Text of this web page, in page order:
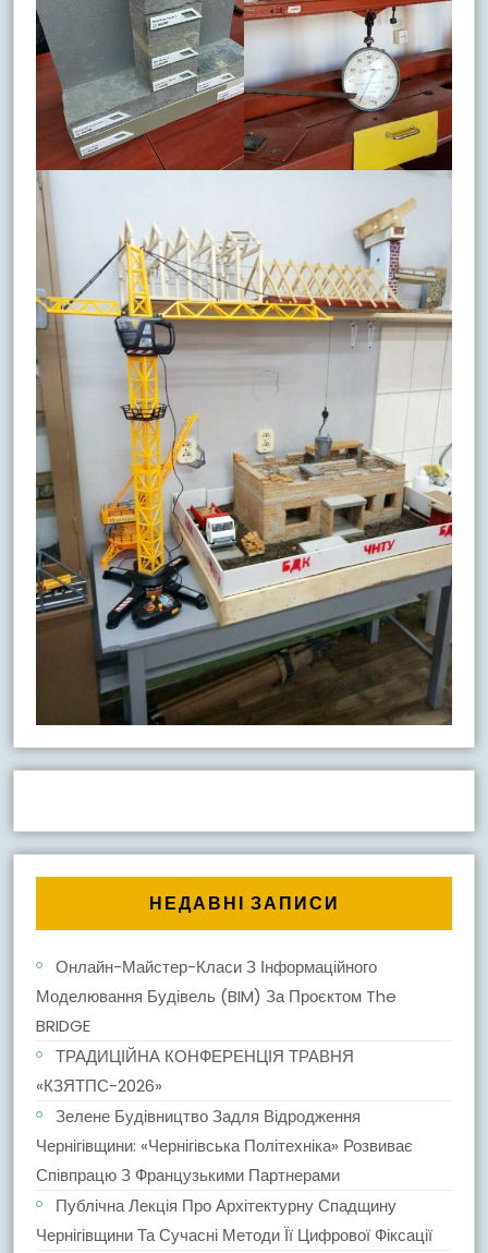
НЕДАВНІ ЗАПИСИ
Онлайн-Майстер-Класи З Інформаційного
Моделювання Будівель (BIM) За Проєктом The
BRIDGE
ТРАДИЦІЙНА КОНФЕРЕНЦІЯ ТРАВНЯ
«КЗЯТПС-2026»
Зелене Будівництво Задля Відродження
Чернігівщини: «Чернігівська Політехніка» Розвиває
Співпрацю З Французькими Партнерами
Публічна Лекція Про Архітектурну Спадщину
Чернігівщини Та Сучасні Методи Її Цифрової Фіксації